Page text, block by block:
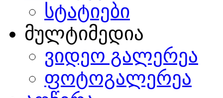
სტატიები
მულტიმედია
ვიდეო გალერეა
ფოტოგალერეა